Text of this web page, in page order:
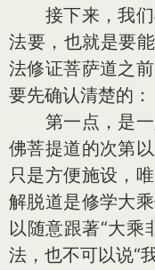
接下来，我们
法要，也就是要
法修证菩萨道之
要先确认清楚的：
第一点，是一
佛菩提道的次第
只是方便施设，
解脱道是修学大
以随意跟著“大乘
法，也不可以说“